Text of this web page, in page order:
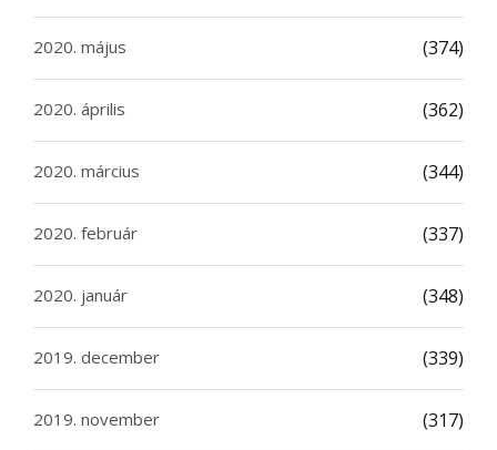
2020. május (374)
2020. április (362)
2020. március (344)
2020. február (337)
2020. január (348)
2019. december (339)
2019. november (317)